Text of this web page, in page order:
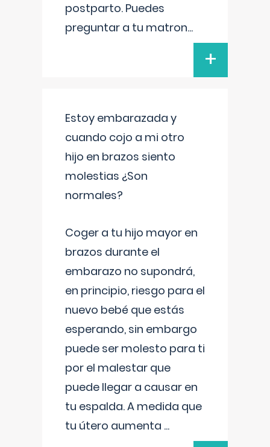
postparto. Puedes
preguntar a tu matron...
+
Estoy embarazada y
cuando cojo a mi otro
hijo en brazos siento
molestias ¿Son
normales?
Coger a tu hijo mayor en
brazos durante el
embarazo no supondrá,
en principio, riesgo para el
nuevo bebé que estás
esperando, sin embargo
puede ser molesto para ti
por el malestar que
puede llegar a causar en
tu espalda. A medida que
tu útero aumenta ...